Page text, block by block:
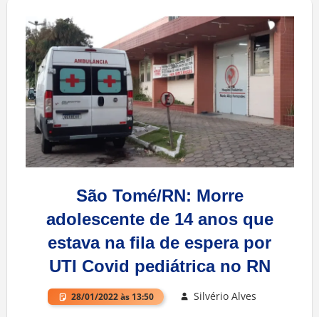
São Tomé/RN: Morre
adolescente de 14 anos que
estava na fila de espera por
UTI Covid pediátrica no RN
28/01/2022 às 13:50 Silvério Alves